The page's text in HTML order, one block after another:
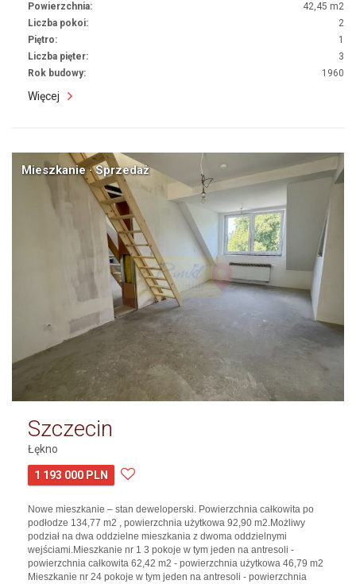
Powierzchnia:
42,45 m2
Liczba pokoi:
2
Piętro:
1
Liczba pięter:
3
Rok budowy:
1960
Więcej
Mieszkanie · Sprzedaż
Szczecin
Łękno
1 193 000 PLN
Nowe mieszkanie – stan deweloperski. Powierzchnia całkowita po
podłodze 134,77 m2 , powierzchnia użytkowa 92,90 m2.Możliwy
podział na dwa oddzielne mieszkania z dwoma oddzielnymi
wejściami.Mieszkanie nr 1 3 pokoje w tym jeden na antresoli -
powierzchnia całkowita 62,42 m2 - powierzchnia użytkowa 46,79 m2
Mieszkanie nr 24 pokoje w tym jeden na antresoli - powierzchnia